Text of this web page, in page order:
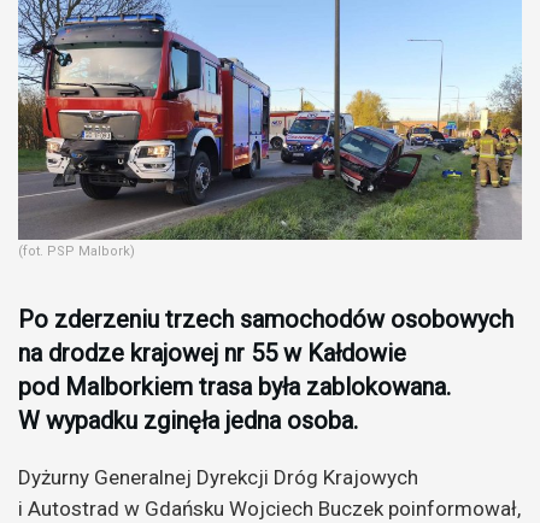
(fot. PSP Malbork)
Po zderzeniu trzech samochodów osobowych
na drodze krajowej nr 55 w Kałdowie
pod Malborkiem trasa była zablokowana.
W wypadku zginęła jedna osoba.
Dyżurny Generalnej Dyrekcji Dróg Krajowych
i Autostrad w Gdańsku Wojciech Buczek poinformował,